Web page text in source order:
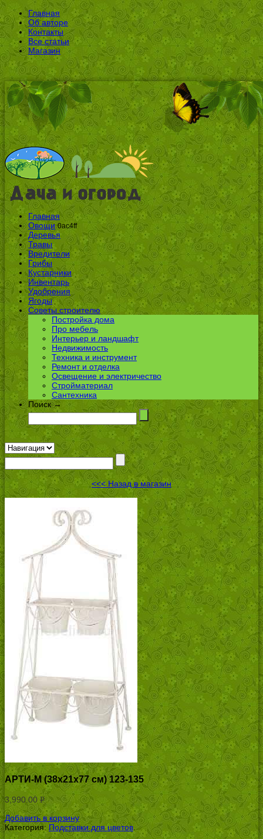
Главная
Об авторе
Контакты
Все статьи
Магазин
Главная
Овощи 0ac4ff
Деревья
Травы
Вредители
Грибы
Кустарники
Инвентарь
Удобрения
Ягоды
Советы строителю
Постройка дома
Про мебель
Интерьер и ландшафт
Недвижимость
Техника и инструмент
Ремонт и отделка
Освещение и электричество
Стройматериал
Сантехника
Поиск →
<<< Назад в магазин
АРТИ-М (38х21х77 см) 123-135
3,990.00 Р
УБ.
Добавить в корзину
Категория: Подставки для цветов